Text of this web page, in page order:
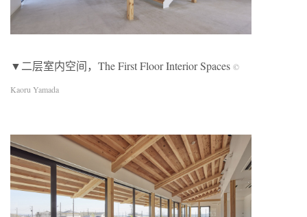
▼二层室内空间，The First Floor Interior Spaces ©
Kaoru Yamada